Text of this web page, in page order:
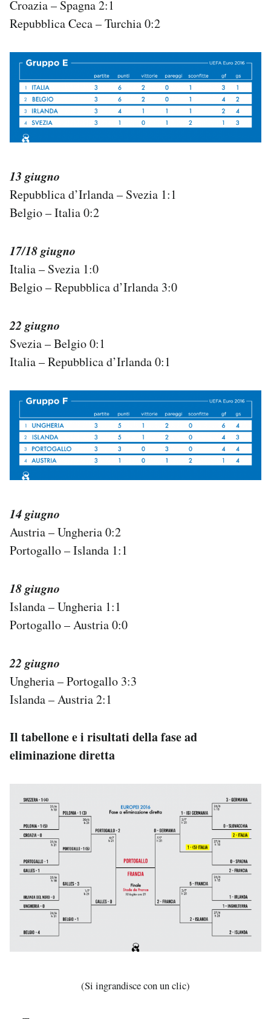
Croazia – Spagna 2:1
Repubblica Ceca – Turchia 0:2
13 giugno
Repubblica d’Irlanda – Svezia 1:1
Belgio – Italia 0:2
17/18 giugno
Italia – Svezia 1:0
Belgio – Repubblica d’Irlanda 3:0
22 giugno
Svezia – Belgio 0:1
Italia – Repubblica d’Irlanda 0:1
14 giugno
Austria – Ungheria 0:2
Portogallo – Islanda 1:1
18 giugno
Islanda – Ungheria 1:1
Portogallo – Austria 0:0
22 giugno
Ungheria – Portogallo 3:3
Islanda – Austria 2:1
Il tabellone e i risultati della fase ad
eliminazione diretta
(Si ingrandisce con un clic)